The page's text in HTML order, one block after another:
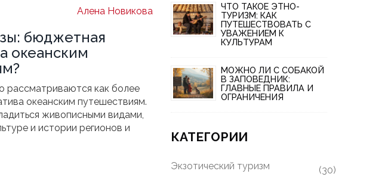
Алена Новикова
бюджетная
океанским
рассматриваются как более
океанским путешествиям.
живописными видами,
и истории регионов и
в стоимости и
маршрутов в разных
ЧТО ТАКОЕ ЭТНО-
ТУРИЗМ: КАК
ПУТЕШЕСТВОВАТЬ С
УВАЖЕНИЕМ К
КУЛЬТУРАМ
МОЖНО ЛИ С СОБАКОЙ
В ЗАПОВЕДНИК:
ГЛАВНЫЕ ПРАВИЛА И
ОГРАНИЧЕНИЯ
КАТЕГОРИИ
Экзотический туризм
(30)